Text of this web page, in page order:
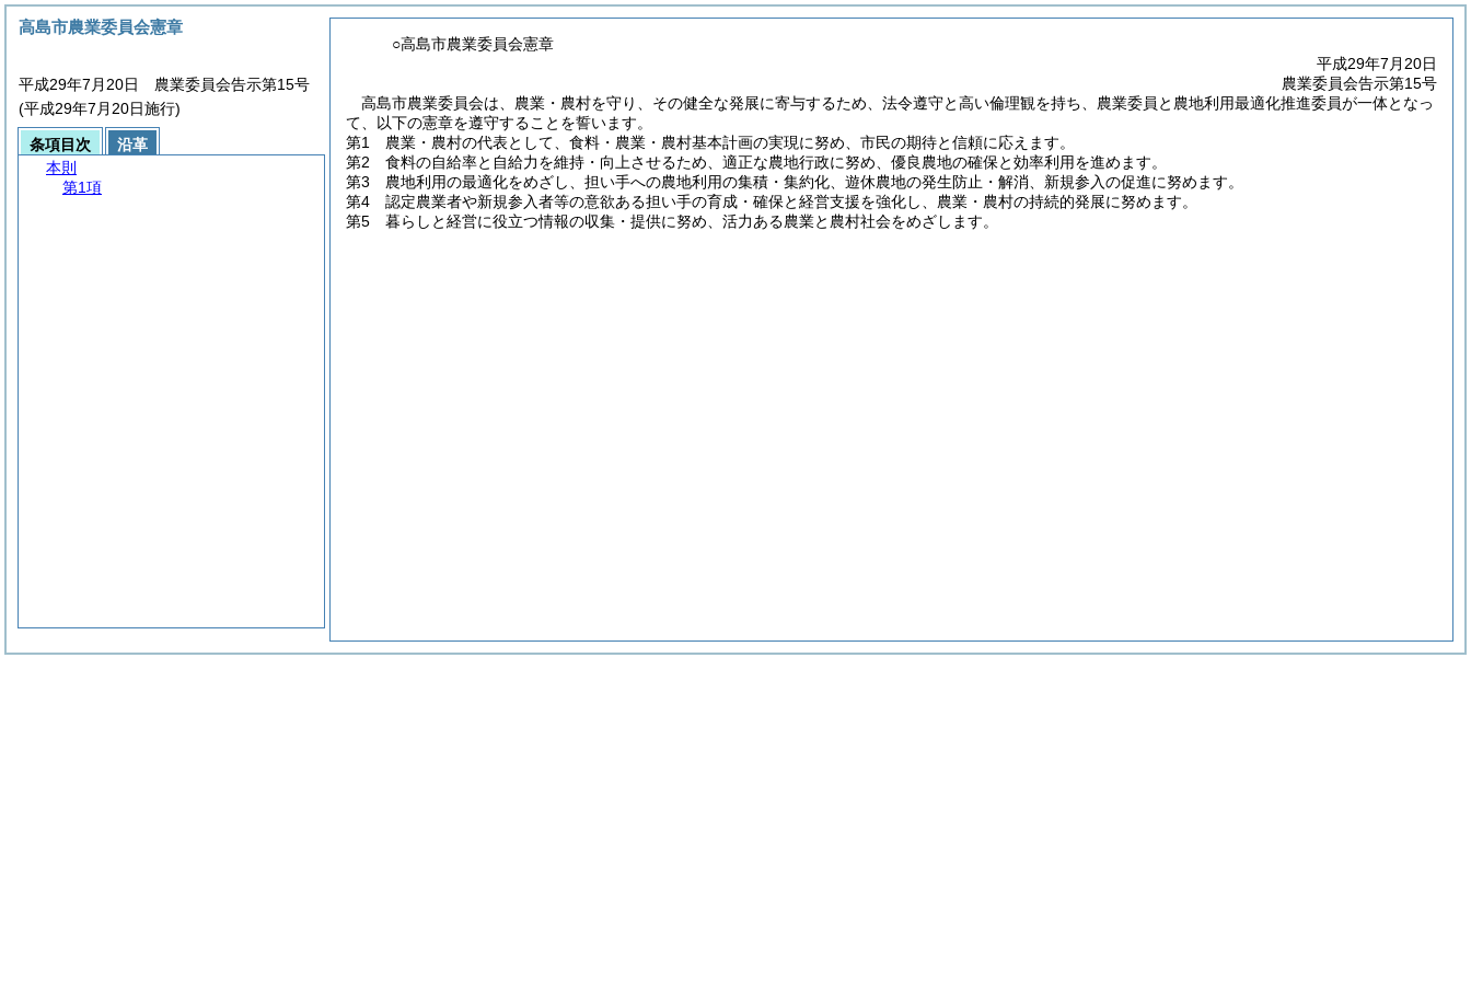
○高島市農業委員会憲章
平成29年7月20日
農業委員会告示第15号
高島市農業委員会は、農業・農村を守り、その健全な発展に寄与するため、法令遵守と高い倫理観を持ち、農業委員と農地利用最適化推進委員が一体となっ
て、以下の憲章を遵守することを誓います。
第1 農業・農村の代表として、食料・農業・農村基本計画の実現に努め、市民の期待と信頼に応えます。
第2 食料の自給率と自給力を維持・向上させるため、適正な農地行政に努め、優良農地の確保と効率利用を進めます。
第3 農地利用の最適化をめざし、担い手への農地利用の集積・集約化、遊休農地の発生防止・解消、新規参入の促進に努めます。
第4 認定農業者や新規参入者等の意欲ある担い手の育成・確保と経営支援を強化し、農業・農村の持続的発展に努めます。
第5 暮らしと経営に役立つ情報の収集・提供に努め、活力ある農業と農村社会をめざします。
高島市農業委員会憲章
平成29年7月20日 農業委員会告示第15号
(平成29年7月20日施行)
条項目次
沿革
本則
第1項